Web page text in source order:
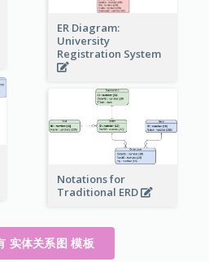
ER Diagram:
University
Registration System
Notations for
Traditional ERD
实体关系图 模板